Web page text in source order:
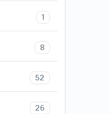
1
8
52
26